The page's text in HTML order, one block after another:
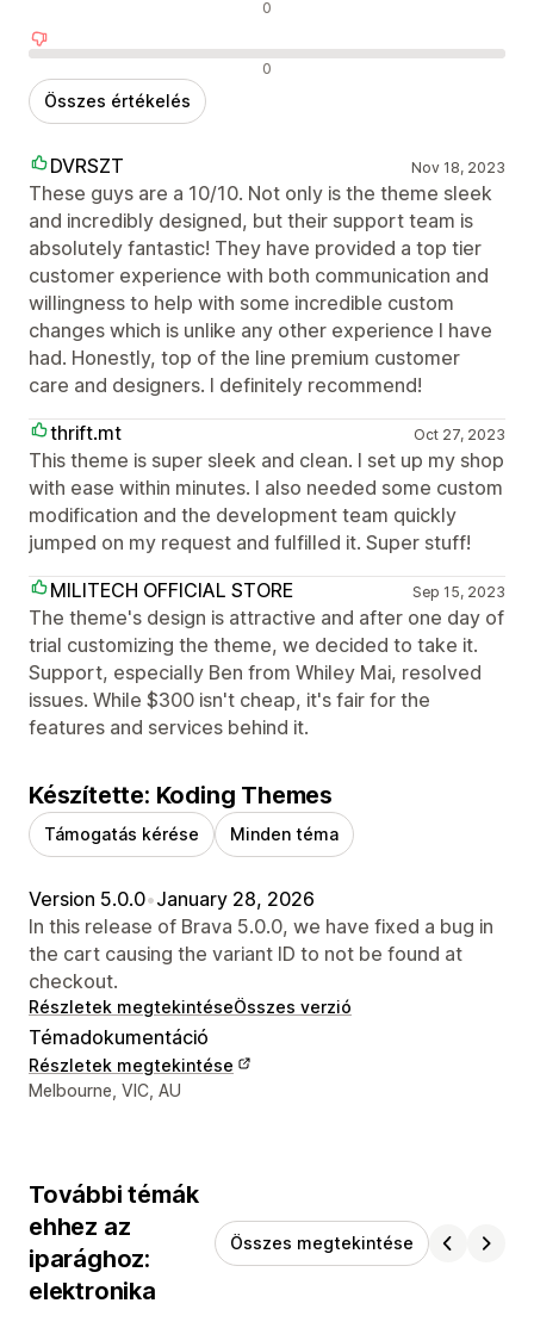
0
0
Összes értékelés
DVRSZT Nov 18, 2023
These guys are a 10/10. Not only is the theme sleek
and incredibly designed, but their support team is
absolutely fantastic! They have provided a top tier
customer experience with both communication and
willingness to help with some incredible custom
changes which is unlike any other experience I have
had. Honestly, top of the line premium customer
care and designers. I definitely recommend!
thrift.mt
Oct 27, 2023
This theme is super sleek and clean. I set up my shop
with ease within minutes. I also needed some custom
modification and the development team quickly
jumped on my request and fulfilled it. Super stuff!
MILITECH OFFICIAL STORE
Sep 15, 2023
The theme's design is attractive and after one day of
trial customizing the theme, we decided to take it.
Support, especially Ben from Whiley Mai, resolved
issues. While $300 isn't cheap, it's fair for the
features and services behind it.
Készítette: Koding Themes
Támogatás kérése Minden téma
Version 5.0.0•January 28, 2026
In this release of Brava 5.0.0, we have fixed a bug in
the cart causing the variant ID to not be found at
checkout.
Részletek megtekintéseÖsszes verzió
Témadokumentáció
Részletek megtekintése
Dizájner kapcsolattartási adatai
Melbourne, VIC, AU
További témák
ehhez az
iparághoz:
elektronika
Összes megtekintése